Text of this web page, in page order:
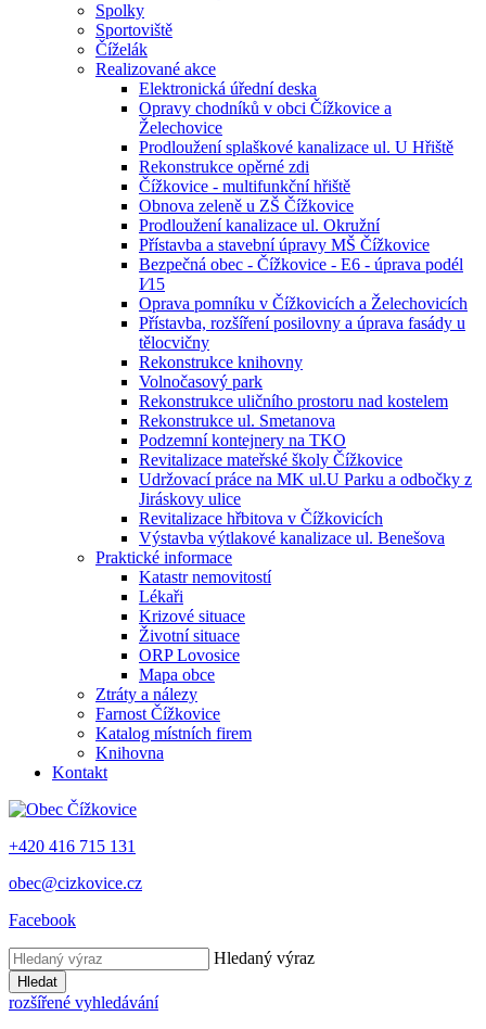
Spolky
Sportoviště
Číželák
Realizované akce
Elektronická úřední deska
Opravy chodníků v obci Čížkovice a
Želechovice
Prodloužení splaškové kanalizace ul. U Hřiště
Rekonstrukce opěrné zdi
Čížkovice - multifunkční hřiště
Obnova zeleně u ZŠ Čížkovice
Prodloužení kanalizace ul. Okružní
Přístavba a stavební úpravy MŠ Čížkovice
Bezpečná obec - Čížkovice - E6 - úprava podél
I⁄15
Oprava pomníku v Čížkovicích a Želechovicích
Přístavba, rozšíření posilovny a úprava fasády u
tělocvičny
Rekonstrukce knihovny
Volnočasový park
Rekonstrukce uličního prostoru nad kostelem
Rekonstrukce ul. Smetanova
Podzemní kontejnery na TKO
Revitalizace mateřské školy Čížkovice
Udržovací práce na MK ul.U Parku a odbočky z
Jiráskovy ulice
Revitalizace hřbitova v Čížkovicích
Výstavba výtlakové kanalizace ul. Benešova
Praktické informace
Katastr nemovitostí
Lékaři
Krizové situace
Životní situace
ORP Lovosice
Mapa obce
Ztráty a nálezy
Farnost Čížkovice
Katalog místních firem
Knihovna
Kontakt
+420 416 715 131
obec@cizkovice.cz
Facebook
Hledaný výraz
Hledat
rozšířené vyhledávání